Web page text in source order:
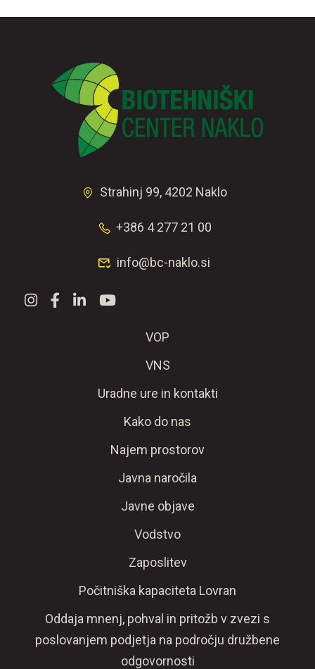
Strahinj 99, 4202 Naklo
+386 4 277 21 00
info@bc-naklo.si
VOP
VNS
Uradne ure in kontakti
Kako do nas
Najem prostorov
Javna naročila
Javne objave
Vodstvo
Zaposlitev
Počitniška kapaciteta Lovran
Oddaja mnenj, pohval in pritožb v zvezi s
poslovanjem podjetja na področju družbene
odgovornosti